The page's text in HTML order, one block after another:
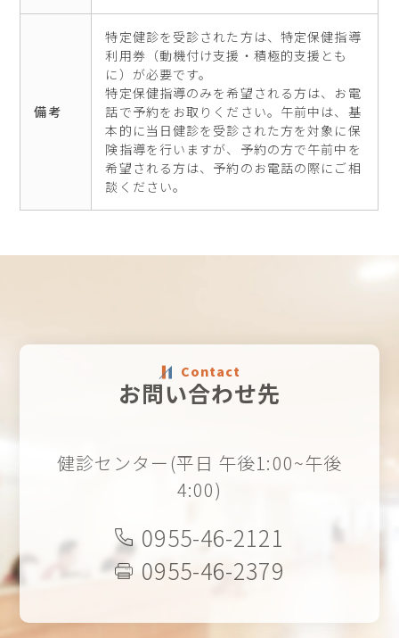
備考
特定健診を受診された方は、特定保健指導
利用券（動機付け支援・積極的支援とも
に）が必要です。
特定保健指導のみを希望される方は、お電
話で予約をお取りください。午前中は、基
本的に当日健診を受診された方を対象に保
険指導を行いますが、予約の方で午前中を
希望される方は、予約のお電話の際にご相
談ください。
Contact
お問い合わせ先
健診センター(平日 午後1:00~午後
4:00)
0955-46-2121
0955-46-2379